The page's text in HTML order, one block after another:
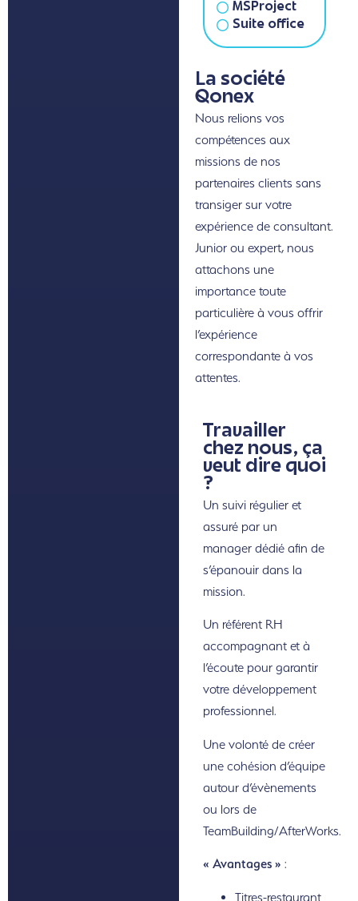
MSProject
Suite office
La société
Qonex
Nous relions vos
compétences aux
missions de nos
partenaires clients sans
transiger sur votre
expérience de consultant.
Junior ou expert, nous
attachons une
importance toute
particulière à vous offrir
l’expérience
correspondante à vos
attentes.
Travailler
chez nous, ça
veut dire quoi
?
Un suivi régulier et
assuré par un
manager dédié afin de
s’épanouir dans la
mission.
Un référent RH
accompagnant et à
l’écoute pour garantir
votre développement
professionnel.
Une volonté de créer
une cohésion d’équipe
autour d’évènements
ou lors de
TeamBuilding/AfterWorks.
« Avantages » :
Titres-restaurant